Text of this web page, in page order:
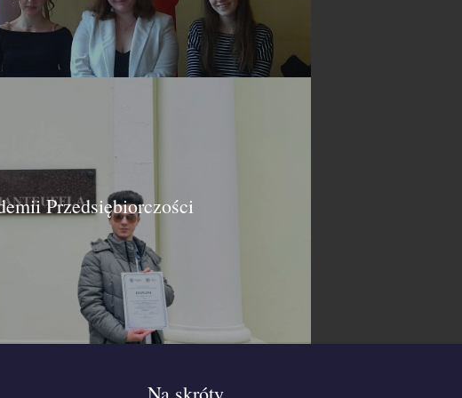
Przedsiębiorczości
Na skróty